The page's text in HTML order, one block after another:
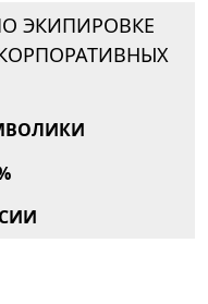
ЭКИПИРОВКЕ